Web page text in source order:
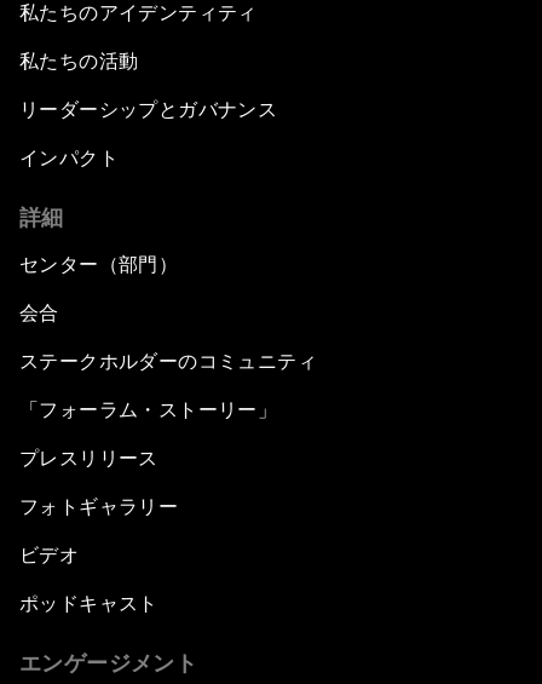
私たちのアイデンティティ
私たちの活動
リーダーシップとガバナンス
インパクト
詳細
センター（部門）
会合
ステークホルダーのコミュニティ
「フォーラム・ストーリー」
プレスリリース
フォトギャラリー
ビデオ
ポッドキャスト
エンゲージメント